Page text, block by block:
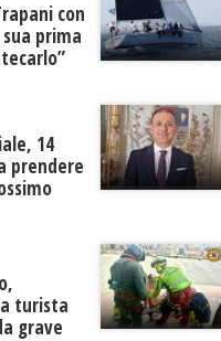
con
prima
14
prendere
turista
grave